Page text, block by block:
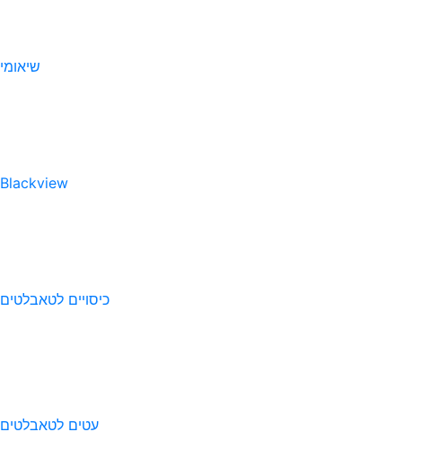
שיאומי
Blackview
כיסויים לטאבלטים
עטים לטאבלטים